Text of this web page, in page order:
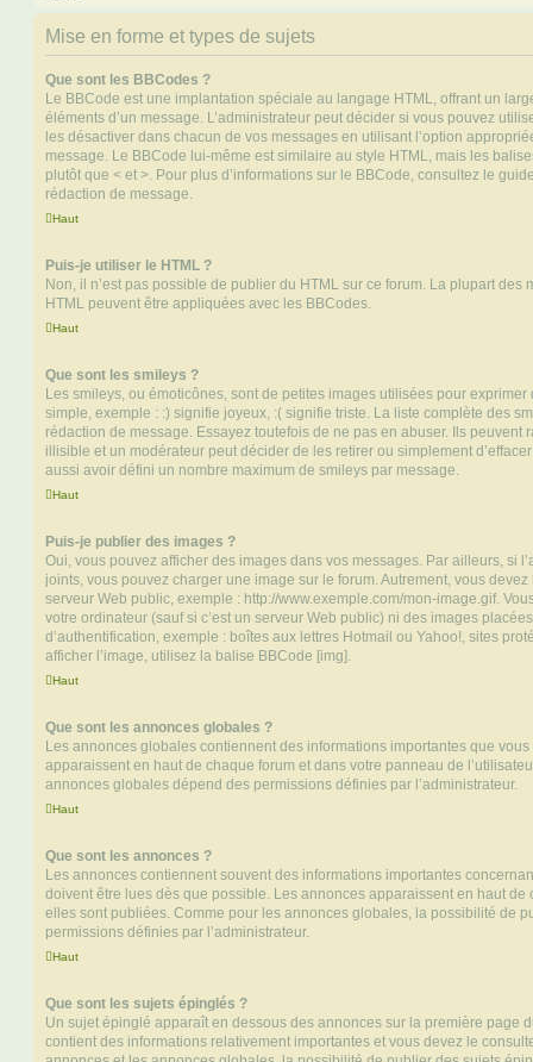
Mise en forme et types de sujets
Que sont les BBCodes ?
Le BBCode est une implantation spéciale au langage HTML, offrant un
éléments d’un message. L’administrateur peut décider si vous pouvez
les désactiver dans chacun de vos messages en utilisant l’option
message. Le BBCode lui-même est similaire au style HTML, mais les
plutôt que < et >. Pour plus d’informations sur le BBCode, consultez le
rédaction de message.
Haut
Puis-je utiliser le HTML ?
Non, il n’est pas possible de publier du HTML sur ce forum. La plupart des
HTML peuvent être appliquées avec les BBCodes.
Haut
Que sont les smileys ?
Les smileys, ou émoticônes, sont de petites images utilisées pour
simple, exemple : :) signifie joyeux, :( signifie triste. La liste complète des
rédaction de message. Essayez toutefois de ne pas en abuser. Ils peuvent
illisible et un modérateur peut décider de les retirer ou simplement
aussi avoir défini un nombre maximum de smileys par message.
Haut
Puis-je publier des images ?
Oui, vous pouvez afficher des images dans vos messages. Par ailleurs, si
joints, vous pouvez charger une image sur le forum. Autrement, vous
serveur Web public, exemple : http://www.exemple.com/mon-image.gif.
votre ordinateur (sauf si c’est un serveur Web public) ni des images
d’authentification, exemple : boîtes aux lettres Hotmail ou Yahoo!, sites
afficher l’image, utilisez la balise BBCode [img].
Haut
Que sont les annonces globales ?
Les annonces globales contiennent des informations importantes que
apparaissent en haut de chaque forum et dans votre panneau de
annonces globales dépend des permissions définies par l’administrateur.
Haut
Que sont les annonces ?
Les annonces contiennent souvent des informations importantes
doivent être lues dès que possible. Les annonces apparaissent en haut
elles sont publiées. Comme pour les annonces globales, la possibilité de
permissions définies par l’administrateur.
Haut
Que sont les sujets épinglés ?
Un sujet épinglé apparaît en dessous des annonces sur la première page
contient des informations relativement importantes et vous devez le